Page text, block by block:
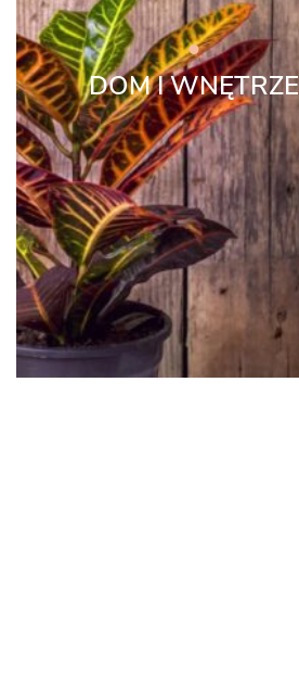
DOM I WNĘTRZE